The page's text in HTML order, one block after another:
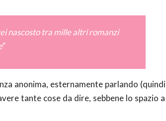
nascosto tra mille altri romanzi
“
anonima, esternamente parlando (quindi
tante cose da dire, sebbene lo spazio a